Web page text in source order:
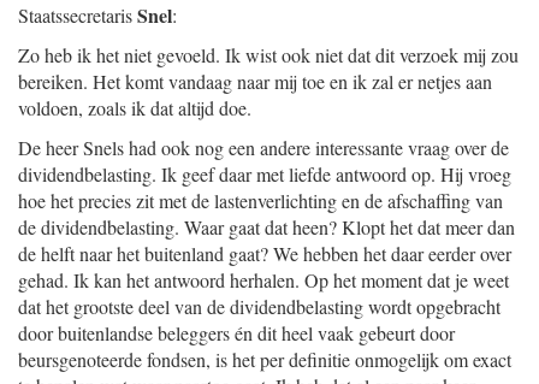
StaatssecretarisSnel:
Zo heb ik het niet gevoeld. Ik wist ook niet dat dit verzoek mij zou
bereiken. Het komt vandaag naar mij toe en ik zal er netjes aan
voldoen, zoals ik dat altijd doe.
De heer Snels had ook nog een andere interessante vraag over de
dividendbelasting. Ik geef daar met liefde antwoord op. Hij vroeg
hoe het precies zit met de lastenverlichting en de afschaffing van
de dividendbelasting. Waar gaat dat heen? Klopt het dat meer dan
de helft naar het buitenland gaat? We hebben het daar eerder over
gehad. Ik kan het antwoord herhalen. Op het moment dat je weet
dat het grootste deel van de dividendbelasting wordt opgebracht
door buitenlandse beleggers én dit heel vaak gebeurt door
beursgenoteerde fondsen, is het per definitie onmogelijk om exact